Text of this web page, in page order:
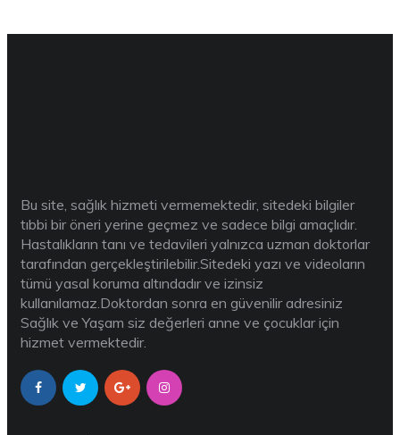
Bu site, sağlık hizmeti vermemektedir, sitedeki bilgiler
tıbbi bir öneri yerine geçmez ve sadece bilgi amaçlıdır.
Hastalıkların tanı ve tedavileri yalnızca uzman doktorlar
tarafından gerçekleştirilebilir.Sitedeki yazı ve videoların
tümü yasal koruma altındadır ve izinsiz
kullanılamaz.Doktordan sonra en güvenilir adresiniz
Sağlık ve Yaşam siz değerleri anne ve çocuklar için
hizmet vermektedir.